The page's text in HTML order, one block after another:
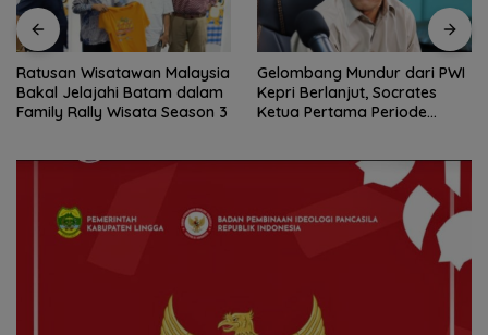
Ratusan Wisatawan Malaysia
Bakal Jelajahi Batam dalam
Family Rally Wisata Season 3
Gelombang Mundur dari PWI
Kepri Berlanjut, Socrates
Ketua Pertama Periode